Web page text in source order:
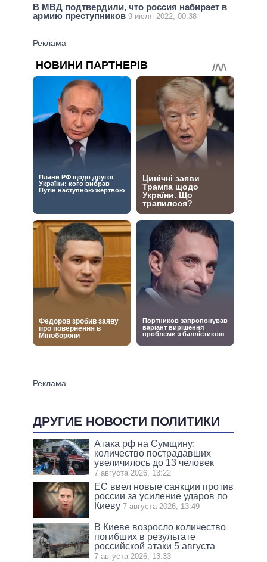
В МВД подтвердили, что россия набирает в
армию преступников 9 июля 2022, 00:38
ДРУГИЕ НОВОСТИ ПОЛИТИКИ
Атака рф на Сумщину:
количество пострадавших
увеличилось до 13 человек
7 августа 2026, 13:22
ЕС ввел новые санкции против
россии за усиление ударов по
Киеву 7 августа 2026, 13:49
В Киеве возросло количество
погибших в результате
российской атаки 5 августа
7 августа 2026, 13:33